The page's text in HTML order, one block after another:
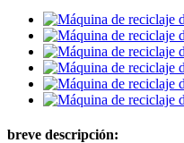
breve descripción: